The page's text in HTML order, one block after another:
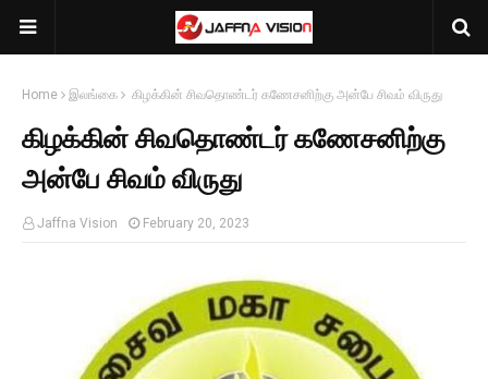
Home இலங்கை கிழக்கின் சிவதொண்டர் கணேசனிற்கு அன்பே சிவம் விருது
கிழக்கின் சிவதொண்டர் கணேசனிற்கு
அன்பே சிவம் விருது
Jaffna Vision February 20, 2023